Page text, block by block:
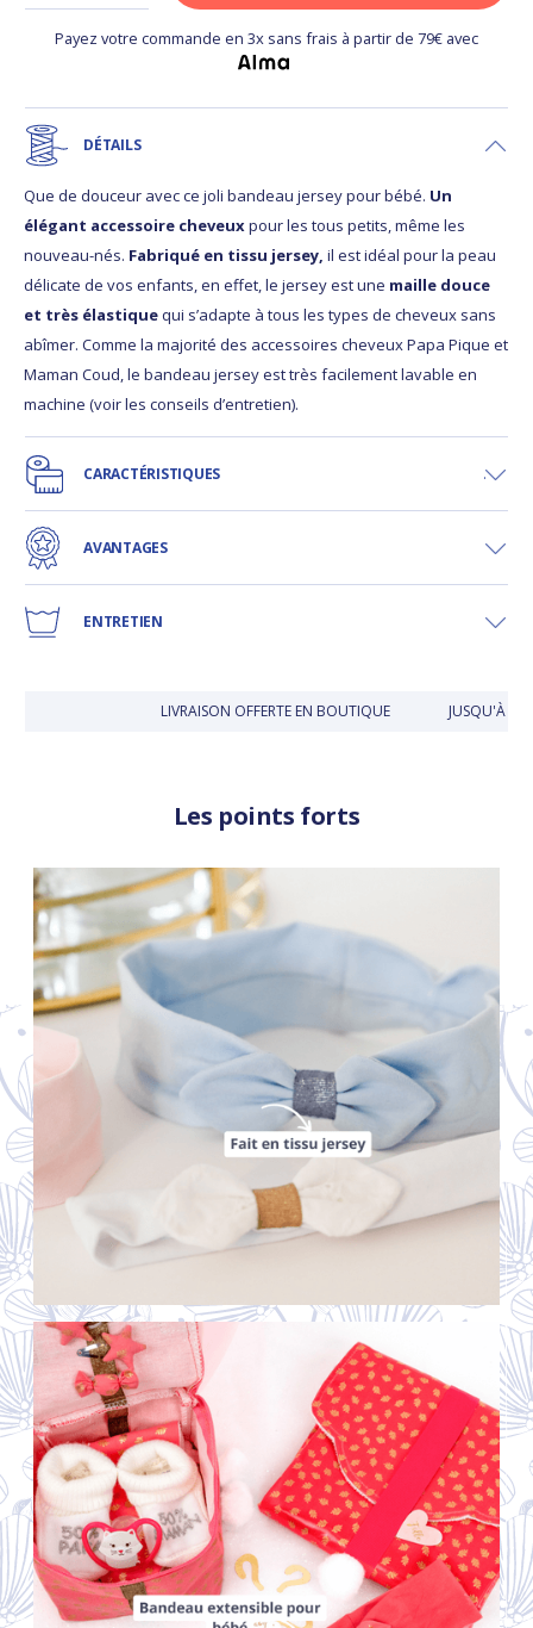
Payez votre commande en 3x sans frais à partir de 79€ avec
DÉTAILS
Que de douceur avec ce joli bandeau jersey pour bébé. Un
élégant accessoire cheveuxpour les tous petits, même les
nouveau-nés. Fabriqué en tissu jersey, il est idéal pour la peau
délicate de vos enfants, en effet, le jersey est une maille douce
et très élastiquequi s’adapte à tous les types de cheveux sans
abîmer. Comme la majorité des accessoires cheveux Papa Pique et
Maman Coud, le bandeau jersey est très facilement lavable en
machine (voir les conseils d’entretien).
CARACTÉRISTIQUES
AVANTAGES
ENTRETIEN
LIVRAISON OFFERTE EN BOUTIQUE JUSQU'À 30
Les points forts